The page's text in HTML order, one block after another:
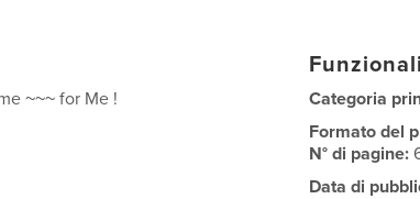
~~~ for Me !
Categoria
Formato del
N° di pagine:
Data di